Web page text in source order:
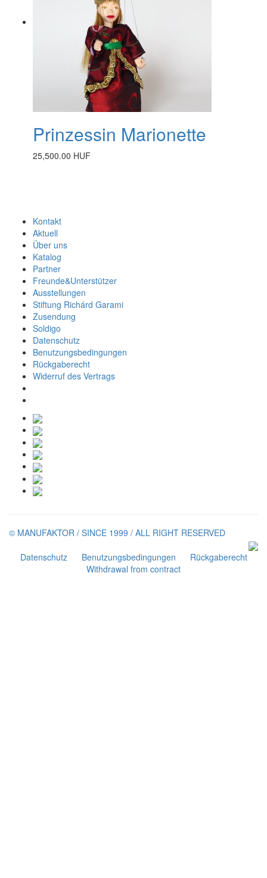
Prinzessin Marionette
25,500.00 HUF
Kontakt
Aktuell
Über uns
Katalog
Partner
Freunde&Unterstützer
Ausstellungen
Stiftung Richárd Garami
Zusendung
Soldigo
Datenschutz
Benutzungsbedingungen
Rückgaberecht
Widerruf des Vertrags
© MANUFAKTOR / SINCE 1999 / ALL RIGHT RESERVED
Datenschutz Benutzungsbedingungen
Rückgaberecht
Withdrawal from contract